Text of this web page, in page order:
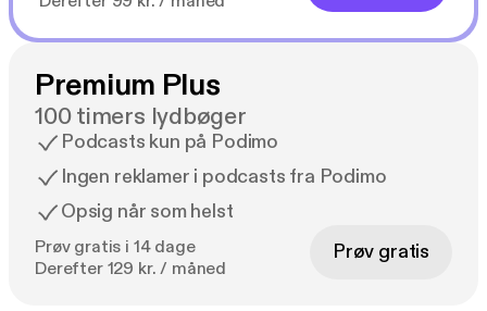
Premium Plus
100 timers lydbøger
Podcasts kun på Podimo
Ingen reklamer i podcasts fra Podimo
Opsig når som helst
Prøv gratis i 14 dage
Derefter 129 kr. / måned
Prøv gratis